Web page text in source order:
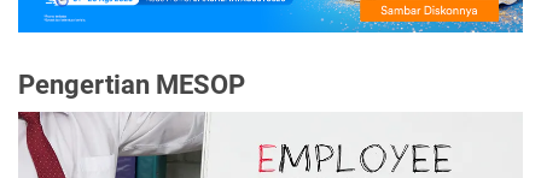
Pengertian MESOP